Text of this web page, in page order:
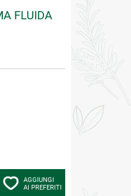
FLUIDA
AGGIUNGI
AI PREFERITI